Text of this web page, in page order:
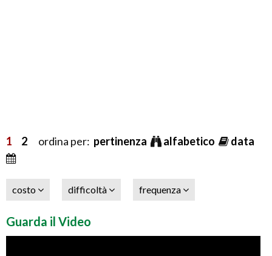
1 2 ordina per: pertinenza alfabetico data
costo difficoltà frequenza
Guarda il Video